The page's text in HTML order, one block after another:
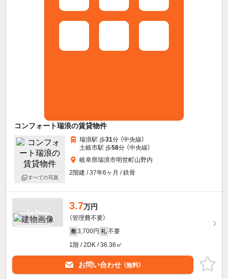
コンフォート瑞浪の賃貸物件
すべての写真
瑞浪駅 歩31分 （中央線）
土岐市駅 歩58分 （中央線）
岐阜県瑞浪市明世町山野内
2階建 / 37年6ヶ月 / 鉄骨
3.7万円
（管理費不要）
敷 3,700円 礼 不要
1階 / 2DK / 36.36㎡
お問い合わせ （無料）